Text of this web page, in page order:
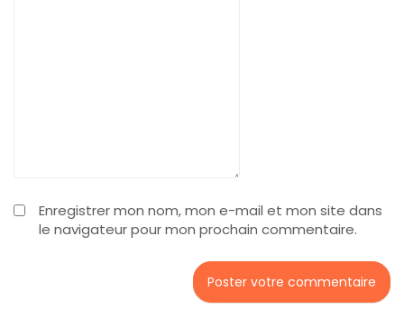
Enregistrer mon nom, mon e-mail et mon site dans
le navigateur pour mon prochain commentaire.